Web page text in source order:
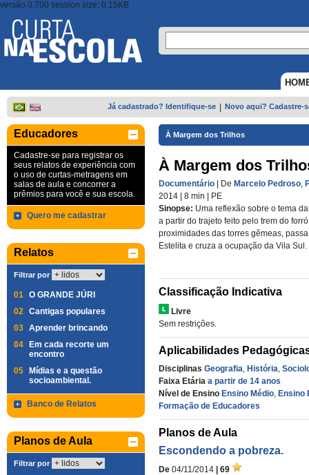
versão 0.700 session size: 0,15KB
Já cadastrado? Identifique-se Novo aqui? Cadastre-
Educadores
Cadastre-se para registrar os
seus relatos de experiência com
o uso de curtas-metragens em
salas de aula e concorrer a
prêmios para você e sua escola.
Quero me cadastrar
Relatos
Filtrar por
01 O GRANDE JÚRI
02 Cantigas populares
03 Aprender brincando
04
Em cada recorte um
encontro
05
Mídias e a questão
socioambiental.
Banco de Relatos
Planos de Aula
Filtrar por
À Margem dos Trilhos
À Margem dos
Documentário | De Marcelo Pedroso,
2014
| 8 min
PE
Sinopse: Uma reflexão sobre o tema
a partir do trajeto feito pelo trem do
proximidades das torres gêmeas,
Estelita e cruza a ocupação da Vila Sul.
Classificação Indicativa
Livre
Sem restrições.
Aplicabilidades
Disciplinas Geografia, História,
Faixa Etária a partir de 14 anos
Nível de Ensino Ensino Médio, Ensino
Formação de Educadores
Planos de Aula
Escondendo a pobreza.
De 04/11/2014
| 69